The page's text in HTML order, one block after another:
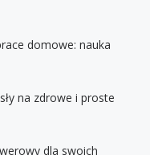
domowe: nauka
na zdrowe i proste
dla swoich